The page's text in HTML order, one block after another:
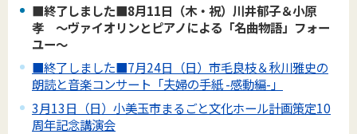
■終了しました■8月11日（木・祝）川井郁子＆小原
孝 ～ヴァイオリンとピアノによる「名曲物語」フォー
ユー～
■終了しました■7月24日（日）市毛良枝＆秋川雅史の
朗読と音楽コンサート「夫婦の手紙 -感動編-」
3月13日（日）小美玉市まるごと文化ホール計画策定10
周年記念講演会